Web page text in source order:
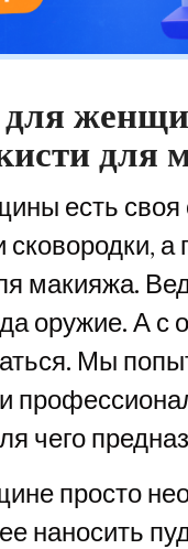
для
есть
сковородки,
макияжа.
оружие. А
Мы
чего
просто
наносить